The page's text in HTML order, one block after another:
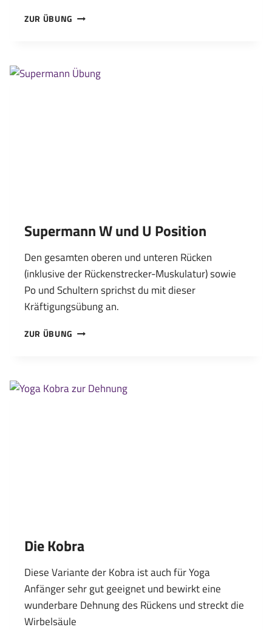
ZUR ÜBUNG UNTERARMSTÜTZ
Supermann W und U Position
Den gesamten oberen und unteren Rücken
(inklusive der Rückenstrecker-Muskulatur) sowie
Po und Schultern sprichst du mit dieser
Kräftigungsübung an.
ZUR ÜBUNG SUPERMANN
POSITION
Die Kobra
Diese Variante der Kobra ist auch für Yoga
Anfänger sehr gut geeignet und bewirkt eine
wunderbare Dehnung des Rückens und streckt die
Wirbelsäule